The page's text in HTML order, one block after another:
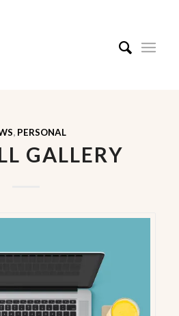
, PERSONAL
GALLERY